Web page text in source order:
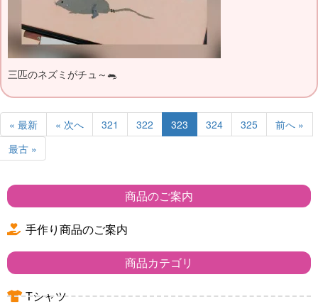
三匹のネズミがチュ～🐀
« 最新 « 次へ 321 322 323 324 325
前へ »
最古 »
商品のご案内
手作り商品のご案内
商品カテゴリ
Tシャツ